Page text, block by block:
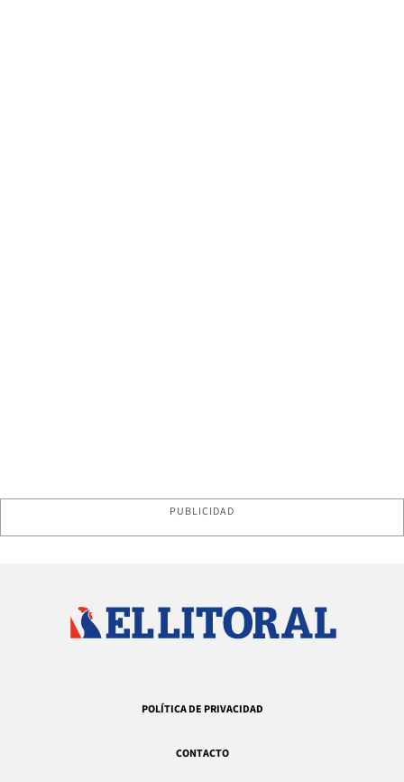
PUBLICIDAD
POLÍTICA DE PRIVACIDAD
CONTACTO